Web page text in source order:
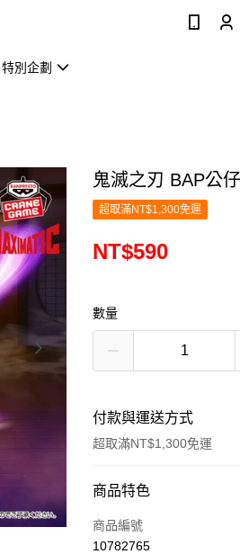
特別企劃
鬼滅之刃 BAP公
超取滿NT$1,300免運
NT$590
數量
付款與運送方式
超取滿NT$1,300免運
付款方式
信用卡一次付款
商品特色
商品編號
10782765